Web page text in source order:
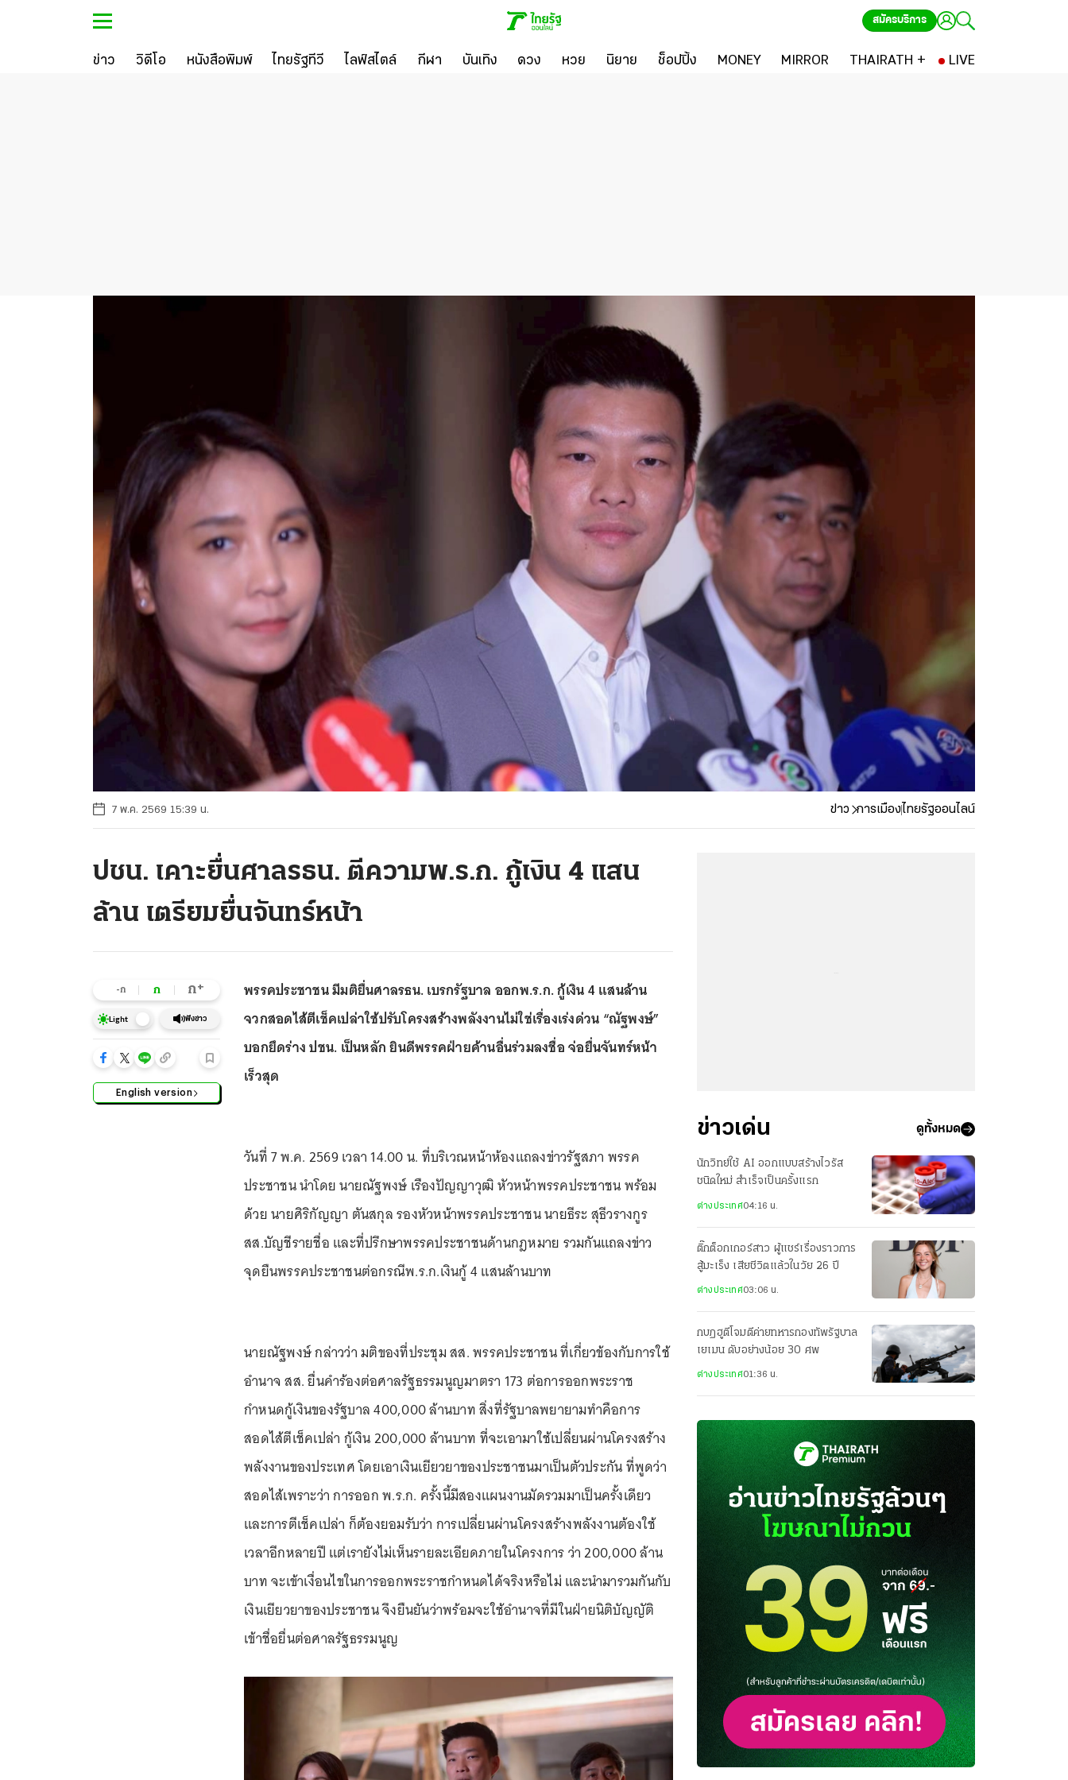
สมัครบริการ
ข่าว วิดีโอ หนังสือพิมพ์ ไทยรัฐทีวี ไลฟ์สไตล์ กีฬา บันเทิง ดวง หวย นิยาย ช็อปปิ้ง MONEY MIRROR THAIRATH + LIVE
7 พ.ค. 2569 15:39 น. ข่าว การเมืองไทยรัฐออนไลน์
ปชน. เคาะยื่นศาลรธน. ตีความพ.ร.ก. กู้เงิน 4 แสน
ล้าน เตรียมยื่นจันทร์หน้า
-ก ก ก+
Light ฟังข่าว
English version
พรรคประชาชน มีมติยื่นศาลรธน. เบรกรัฐบาล ออกพ.ร.ก. กู้เงิน 4 แสนล้าน
จวกสอดไส้ตีเช็คเปล่าใช้ปรับโครงสร้างพลังงานไม่ใช่เรื่องเร่งด่วน “ณัฐพงษ์”
บอกยึดร่าง ปชน. เป็นหลัก ยินดีพรรคฝ่ายค้านอื่นร่วมลงชื่อ จ่อยื่นจันทร์หน้า
เร็วสุด
วันที่ 7 พ.ค. 2569 เวลา 14.00 น. ที่บริเวณหน้าห้องแถลงข่าวรัฐสภา พรรค
ประชาชน นำโดย นายณัฐพงษ์ เรืองปัญญาวุฒิ หัวหน้าพรรคประชาชน พร้อม
ด้วย นายศิริกัญญา ตันสกุล รองหัวหน้าพรรคประชาชน นายธีระ สุธีวรางกูร
สส.บัญชีรายชื่อ และที่ปรึกษาพรรคประชาชนด้านกฎหมาย รวมกันแถลงข่าว
จุดยืนพรรคประชาชนต่อกรณีพ.ร.ก.เงินกู้ 4 แสนล้านบาท
นายณัฐพงษ์ กล่าวว่า มติของที่ประชุม สส. พรรคประชาชน ที่เกี่ยวข้องกับการใช้
อำนาจ สส. ยื่นคำร้องต่อศาลรัฐธรรมนูญมาตรา 173 ต่อการออกพระราช
กำหนดกู้เงินของรัฐบาล 400,000 ล้านบาท สิ่งที่รัฐบาลพยายามทำคือการ
สอดไส้ตีเช็คเปล่า กู้เงิน 200,000 ล้านบาท ที่จะเอามาใช้เปลี่ยนผ่านโครงสร้าง
พลังงานของประเทศ โดยเอาเงินเยียวยาของประชาชนมาเป็นตัวประกัน ที่พูดว่า
สอดไส้เพราะว่า การออก พ.ร.ก. ครั้งนี้มีสองแผนงานมัดรวมมาเป็นครั้งเดียว
และการตีเช็คเปล่า ก็ต้องยอมรับว่า การเปลี่ยนผ่านโครงสร้างพลังงานต้องใช้
เวลาอีกหลายปี แต่เรายังไม่เห็นรายละเอียดภายในโครงการ ว่า 200,000 ล้าน
บาท จะเข้าเงื่อนไขในการออกพระราชกำหนดได้จริงหรือไม่ และนำมารวมกันกับ
เงินเยียวยาของประชาชน จึงยืนยันว่าพร้อมจะใช้อำนาจที่มีในฝ่ายนิติบัญญัติ
เข้าชื่อยื่นต่อศาลรัฐธรรมนูญ
ข่าวเด่น ดูทั้งหมด
นักวิทย์ใช้ AI ออกแบบสร้างไวรัส
ชนิดใหม่ สำเร็จเป็นครั้งแรก
ต่างประเทศ04:16 น.
ติ๊กต็อกเกอร์สาว ผู้แชร์เรื่องราวการ
สู้มะเร็ง เสียชีวิตแล้วในวัย 26 ปี
ต่างประเทศ03:06 น.
กบฏฮูตีโจมตีค่ายทหารกองทัพรัฐบาล
เยเมน ดับอย่างน้อย 30 ศพ
ต่างประเทศ01:36 น.